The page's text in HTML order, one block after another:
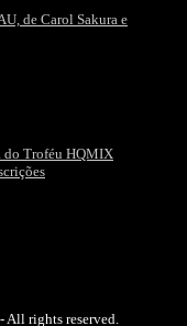
de Carol Sakura e
do Troféu HQMIX
All rights reserved.